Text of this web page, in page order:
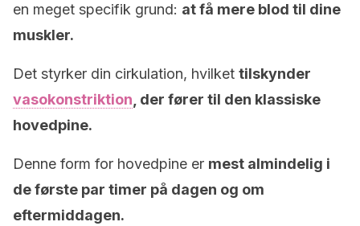
en meget specifik grund: at få mere blod til dine
muskler.
Det styrker din cirkulation, hvilket tilskynder
vasokonstriktion , der fører til den klassiske
hovedpine.
Denne form for hovedpine er mest almindelig i
de første par timer på dagen og om
eftermiddagen.